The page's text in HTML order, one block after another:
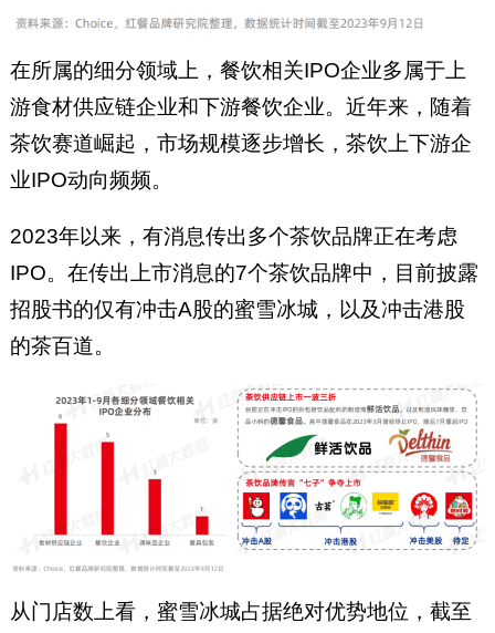
在所属的细分领域上，餐饮相关IPO企业多属于上
游食材供应链企业和下游餐饮企业。近年来，随着
茶饮赛道崛起，市场规模逐步增长，茶饮上下游企
业IPO动向频频。
2023年以来，有消息传出多个茶饮品牌正在考虑
IPO。在传出上市消息的7个茶饮品牌中，目前披露
招股书的仅有冲击A股的蜜雪冰城，以及冲击港股
的茶百道。
从门店数上看，蜜雪冰城占据绝对优势地位，截至